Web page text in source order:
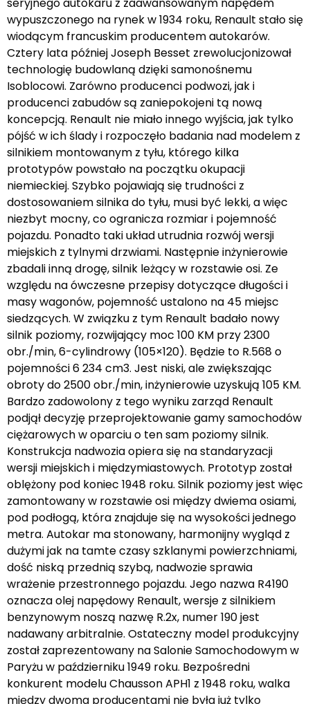
wypuszczonego na rynek w 1934 roku, Renault stało się
wiodącym francuskim producentem autokarów.
Cztery lata później Joseph Besset zrewolucjonizował
technologię budowlaną dzięki samonośnemu
Isoblocowi. Zarówno producenci podwozi, jak i
producenci zabudów są zaniepokojeni tą nową
koncepcją. Renault nie miało innego wyjścia, jak tylko
pójść w ich ślady i rozpoczęło badania nad modelem z
silnikiem montowanym z tyłu, którego kilka
prototypów powstało na początku okupacji
niemieckiej. Szybko pojawiają się trudności z
dostosowaniem silnika do tyłu, musi być lekki, a więc
niezbyt mocny, co ogranicza rozmiar i pojemność
pojazdu. Ponadto taki układ utrudnia rozwój wersji
miejskich z tylnymi drzwiami. Następnie inżynierowie
zbadali inną drogę, silnik leżący w rozstawie osi. Ze
względu na ówczesne przepisy dotyczące długości i
masy wagonów, pojemność ustalono na 45 miejsc
siedzących. W związku z tym Renault badało nowy
silnik poziomy, rozwijający moc 100 KM przy 2300
obr./min, 6-cylindrowy (105×120). Będzie to R.568 o
pojemności 6 234 cm3. Jest niski, ale zwiększając
obroty do 2500 obr./min, inżynierowie uzyskują 105 KM.
Bardzo zadowolony z tego wyniku zarząd Renault
podjął decyzję przeprojektowanie gamy samochodów
ciężarowych w oparciu o ten sam poziomy silnik.
Konstrukcja nadwozia opiera się na standaryzacji
wersji miejskich i międzymiastowych. Prototyp został
oblężony pod koniec 1948 roku. Silnik poziomy jest więc
zamontowany w rozstawie osi między dwiema osiami,
pod podłogą, która znajduje się na wysokości jednego
metra. Autokar ma stonowany, harmonijny wygląd z
dużymi jak na tamte czasy szklanymi powierzchniami,
dość niską przednią szybą, nadwozie sprawia
wrażenie przestronnego pojazdu. Jego nazwa R4190
oznacza olej napędowy Renault, wersje z silnikiem
benzynowym noszą nazwę R.2x, numer 190 jest
nadawany arbitralnie. Ostateczny model produkcyjny
został zaprezentowany na Salonie Samochodowym w
Paryżu w październiku 1949 roku. Bezpośredni
konkurent modelu Chausson APH1 z 1948 roku, walka
między dwoma producentami nie była już tylko